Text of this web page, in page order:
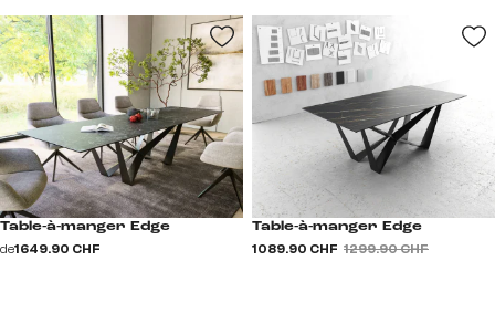
Table-à-manger Edge
de1 649.90 CHF
Table-à-manger Edge
1 089.90 CHF 1 299.90 CHF